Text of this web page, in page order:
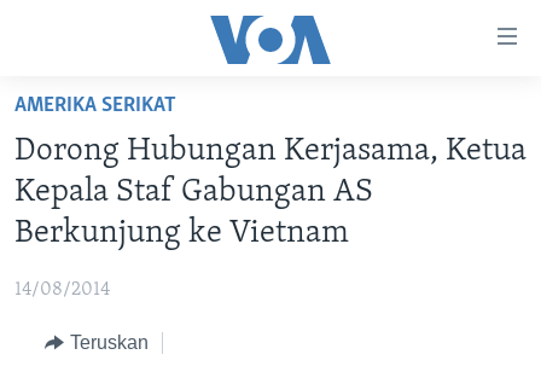
Akses
Lanjut
ke
Konten
Utama
ke
Utama
VIDEO
POLYGRAPH
DAFTAR PROGRAM
AMERIKA SERIKAT
Dorong Hubungan Kerjasama, Ketua
Kepala Staf Gabungan AS
Berkunjung ke Vietnam
14/08/2014
Teruskan